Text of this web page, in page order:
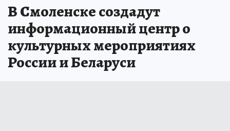
В Смоленске создадут
информационный центр о
культурных мероприятиях
России и Беларуси